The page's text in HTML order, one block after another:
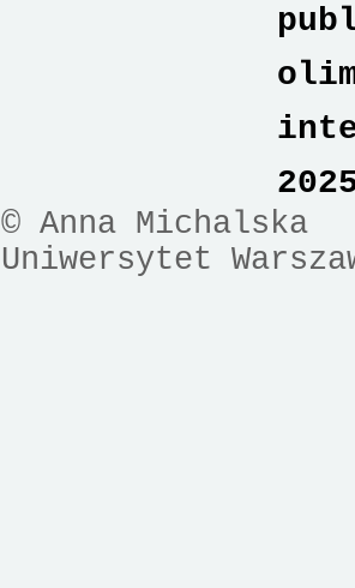
© Anna Michalska
Uniwersytet